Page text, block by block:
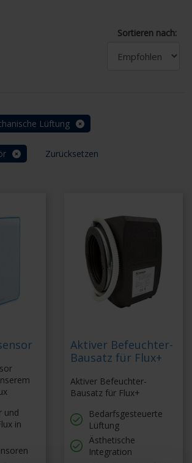
Sortieren nach:
Lüftung
Zurücksetzen
und
in
Aktiver Befeuchter-
Bausatz für Flux+
Aktiver Befeuchter-
Bausatz für Flux+
Bedarfsgesteuerte
Lüftung
Ästhetische
Integration